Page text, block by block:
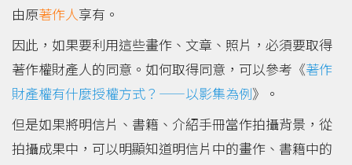
由原著作人享有。
因此，如果要利用這些畫作、文章、照片，必須要取得
著作權財產人的同意。如何取得同意，可以參考《著作
財產權有什麼授權方式？——以影集為例》。
但是如果將明信片、書籍、介紹手冊當作拍攝背景，從
拍攝成果中，可以明顯知道明信片中的畫作、書籍中的